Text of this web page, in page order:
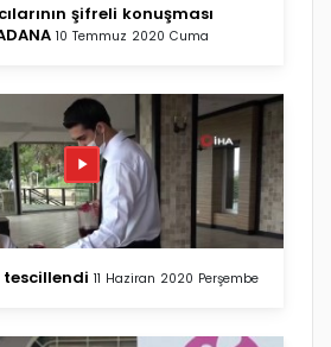
şifreli konuşması
10 Temmuz 2020 Cuma
11 Haziran 2020 Perşembe